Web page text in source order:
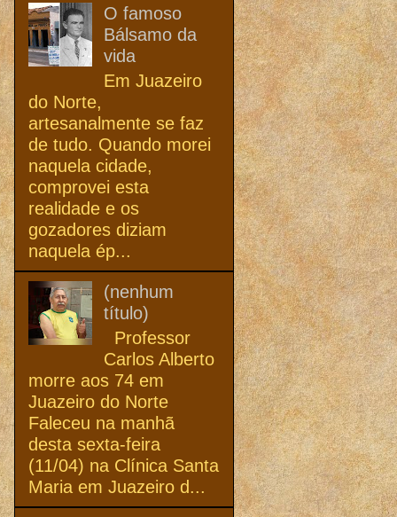
O famoso
Bálsamo da
vida
Em Juazeiro
do Norte,
artesanalmente se faz
de tudo. Quando morei
naquela cidade,
comprovei esta
realidade e os
gozadores diziam
naquela ép...
(nenhum
título)
Professor
Carlos Alberto
morre aos 74 em
Juazeiro do Norte
Faleceu na manhã
desta sexta-feira
(11/04) na Clínica Santa
Maria em Juazeiro d...